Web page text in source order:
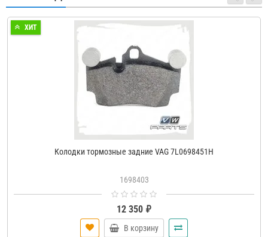
ХИТ
Колодки тормозные задние VAG 7L0698451H
1698403
12 350 ₽
В корзину